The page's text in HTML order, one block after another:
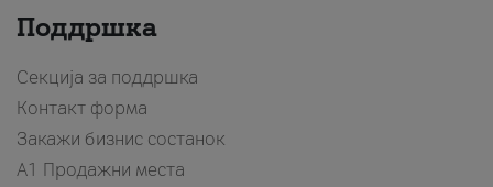
Поддршка
Секција за поддршка
Контакт форма
Закажи бизнис состанок
A1 Продажни места